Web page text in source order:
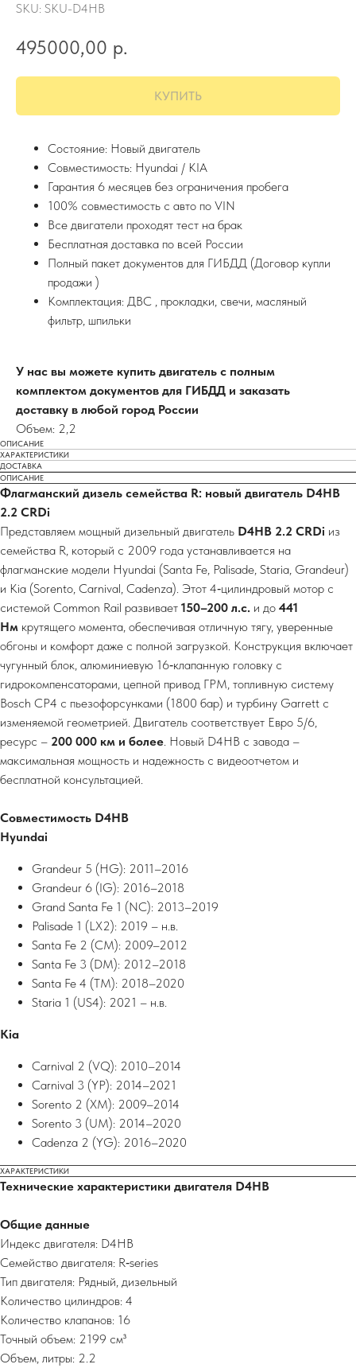
SKU: SKU-D4HB
495000,00 р.
КУПИТЬ
Состояние: Новый двигатель
Совместимость: Hyundai / KIA
Гарантия 6 месяцев без ограничения пробега
100% совместимость с авто по VIN
Все двигатели проходят тест на брак
Бесплатная доставка по всей России
Полный пакет документов для ГИБДД (Договор купли
продажи )
Комплектация: ДВС , прокладки, свечи, масляный
фильтр, шпильки
У нас вы можете купить двигатель с полным
комплектом документов для ГИБДД и заказать
доставку в любой город России
Объем: 2,2
ОПИСАНИЕ
ХАРАКТЕРИСТИКИ
ДОСТАВКА
ОПИСАНИЕ
Флагманский дизель семейства R: новый двигатель D4HB
2.2 CRDi
Представляем мощный дизельный двигатель D4HB 2.2 CRDi из
семейства R, который с 2009 года устанавливается на
флагманские модели Hyundai (Santa Fe, Palisade, Staria, Grandeur)
и Kia (Sorento, Carnival, Cadenza). Этот 4‑цилиндровый мотор с
системой Common Rail развивает 150–200 л.с. и до 441
Нм крутящего момента, обеспечивая отличную тягу, уверенные
обгоны и комфорт даже с полной загрузкой. Конструкция включает
чугунный блок, алюминиевую 16‑клапанную головку с
гидрокомпенсаторами, цепной привод ГРМ, топливную систему
Bosch CP4 с пьезофорсунками (1800 бар) и турбину Garrett с
изменяемой геометрией. Двигатель соответствует Евро 5/6,
ресурс – 200 000 км и более. Новый D4HB с завода –
максимальная мощность и надежность с видеоотчетом и
бесплатной консультацией.
Совместимость D4HB
Hyundai
Grandeur 5 (HG): 2011–2016
Grandeur 6 (IG): 2016–2018
Grand Santa Fe 1 (NC): 2013–2019
Palisade 1 (LX2): 2019 – н.в.
Santa Fe 2 (CM): 2009–2012
Santa Fe 3 (DM): 2012–2018
Santa Fe 4 (TM): 2018–2020
Staria 1 (US4): 2021 – н.в.
Kia
Carnival 2 (VQ): 2010–2014
Carnival 3 (YP): 2014–2021
Sorento 2 (XM): 2009–2014
Sorento 3 (UM): 2014–2020
Cadenza 2 (YG): 2016–2020
ХАРАКТЕРИСТИКИ
Технические характеристики двигателя D4HB
Общие данные
Индекс двигателя: D4HB
Семейство двигателя: R‑series
Тип двигателя: Рядный, дизельный
Количество цилиндров: 4
Количество клапанов: 16
Точный объем: 2199 см³
Объем, литры: 2.2